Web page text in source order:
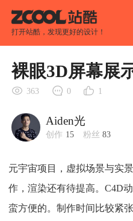
打开站酷，发现更好的设计！
裸眼3D屏幕展
363 0 1
Aiden光
创作 15 粉丝 83
元宇宙项目，虚拟场景与实
作，渲染还有待提高。C4D
蛮方便的。制作时间比较紧